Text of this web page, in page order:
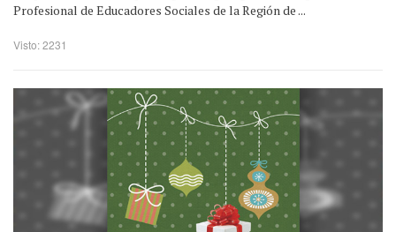
Profesional de Educadores Sociales de la Región de ...
Visto: 2231